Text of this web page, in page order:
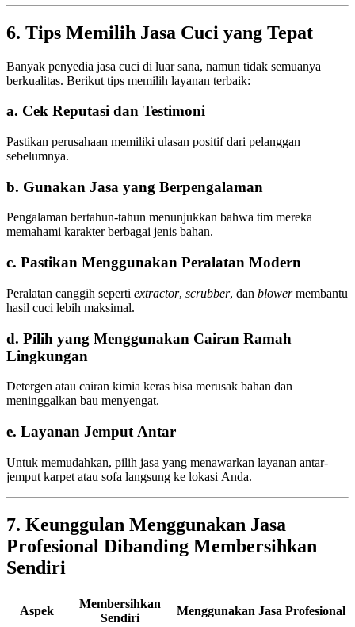
6. Tips Memilih Jasa Cuci yang Tepat
Banyak penyedia jasa cuci di luar sana, namun tidak semuanya
berkualitas. Berikut tips memilih layanan terbaik:
a. Cek Reputasi dan Testimoni
Pastikan perusahaan memiliki ulasan positif dari pelanggan
sebelumnya.
b. Gunakan Jasa yang Berpengalaman
Pengalaman bertahun-tahun menunjukkan bahwa tim mereka
memahami karakter berbagai jenis bahan.
c. Pastikan Menggunakan Peralatan Modern
Peralatan canggih seperti extractor, scrubber, dan blowermembantu
hasil cuci lebih maksimal.
d. Pilih yang Menggunakan Cairan Ramah
Lingkungan
Detergen atau cairan kimia keras bisa merusak bahan dan
meninggalkan bau menyengat.
e. Layanan Jemput Antar
Untuk memudahkan, pilih jasa yang menawarkan layanan antar-
jemput karpet atau sofa langsung ke lokasi Anda.
7. Keunggulan Menggunakan Jasa
Profesional Dibanding Membersihkan
Sendiri
Aspek
Membersihkan
Sendiri
Menggunakan Jasa Profesional